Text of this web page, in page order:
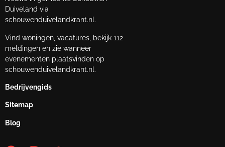
Duiveland via
schouwenduivelandkrant.nl.
Vind woningen, vacatures, bekijk 112
meldingen en zie wanneer
evenementen plaatsvinden op
schouwenduivelandkrant.nl.
Bedrijvengids
Sitemap
Blog